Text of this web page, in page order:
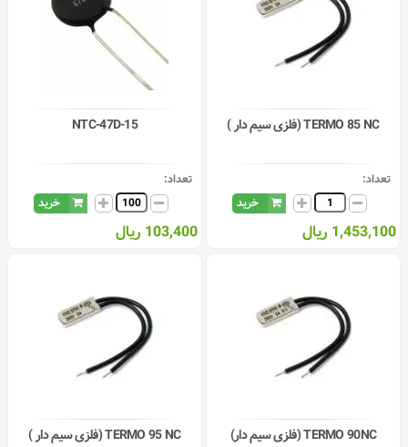
TERMO 85 NC (فلزی سیم دار )
تعداد:
خرید
1,453,100 ریال
NTC-47D-15
تعداد:
خرید
103,400 ریال
TERMO 90NC (فلزی سیم دار) TERMO 95 NC (فلزی سیم دار )